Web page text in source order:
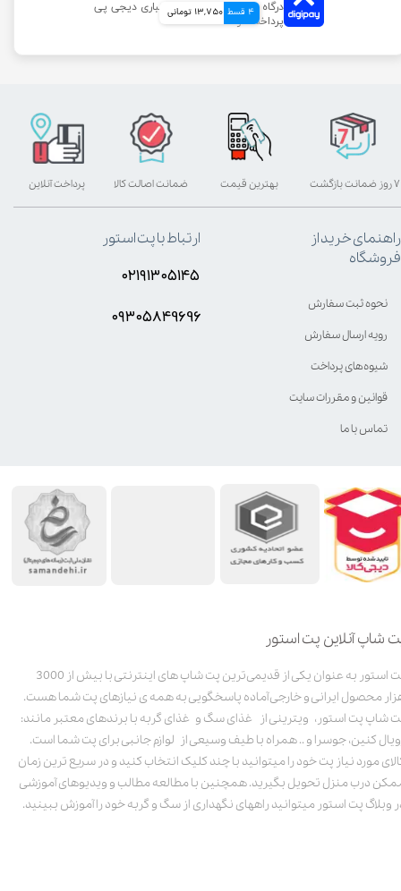
4 قسط 13,750 تومانی
شاپ آنلاین پت استور
پت استور به عنوان یکی از قدیمی‌ترین پت شاپ های اینترنتی با بیش از 3000
محصول ایرانی و خارجی آماده پاسخگویی به همه ی نیازهای پت شما هست.
شاپ پت استور، ویترینی از غذای سگ و غذای گربه با برندهای معتبر مانند:
کنین، جوسرا و .. همراه با طیف وسیعی از لوازم جانبی برای پت شما است.
مورد نیاز پت خود را میتوانید با چند کلیک انتخاب کنید و در سریع ترین زمان
درب منزل تحویل بگیرید. همچنین با مطالعه مطالب و ویدیوهای آموزشی
وبلاگ پت استور میتوانید راههای نگهداری از سگ و گربه خود را آموزش ببینید.
بهترین قیمت پرداخت آنلاین ۷ روز ضمانت بازگشت ضمانت اصالت کالا
راهنمای خرید از
فروشگاه
نحوه ثبت سفارش
رویه ارسال سفارش
شیوه‌های پرداخت
قوانین و مقررات سایت
تماس با ما
ارتباط با پت استور
۰۲۱۹۱۳۰۵۱۴۵
۰۹۳۰۵8۴9696